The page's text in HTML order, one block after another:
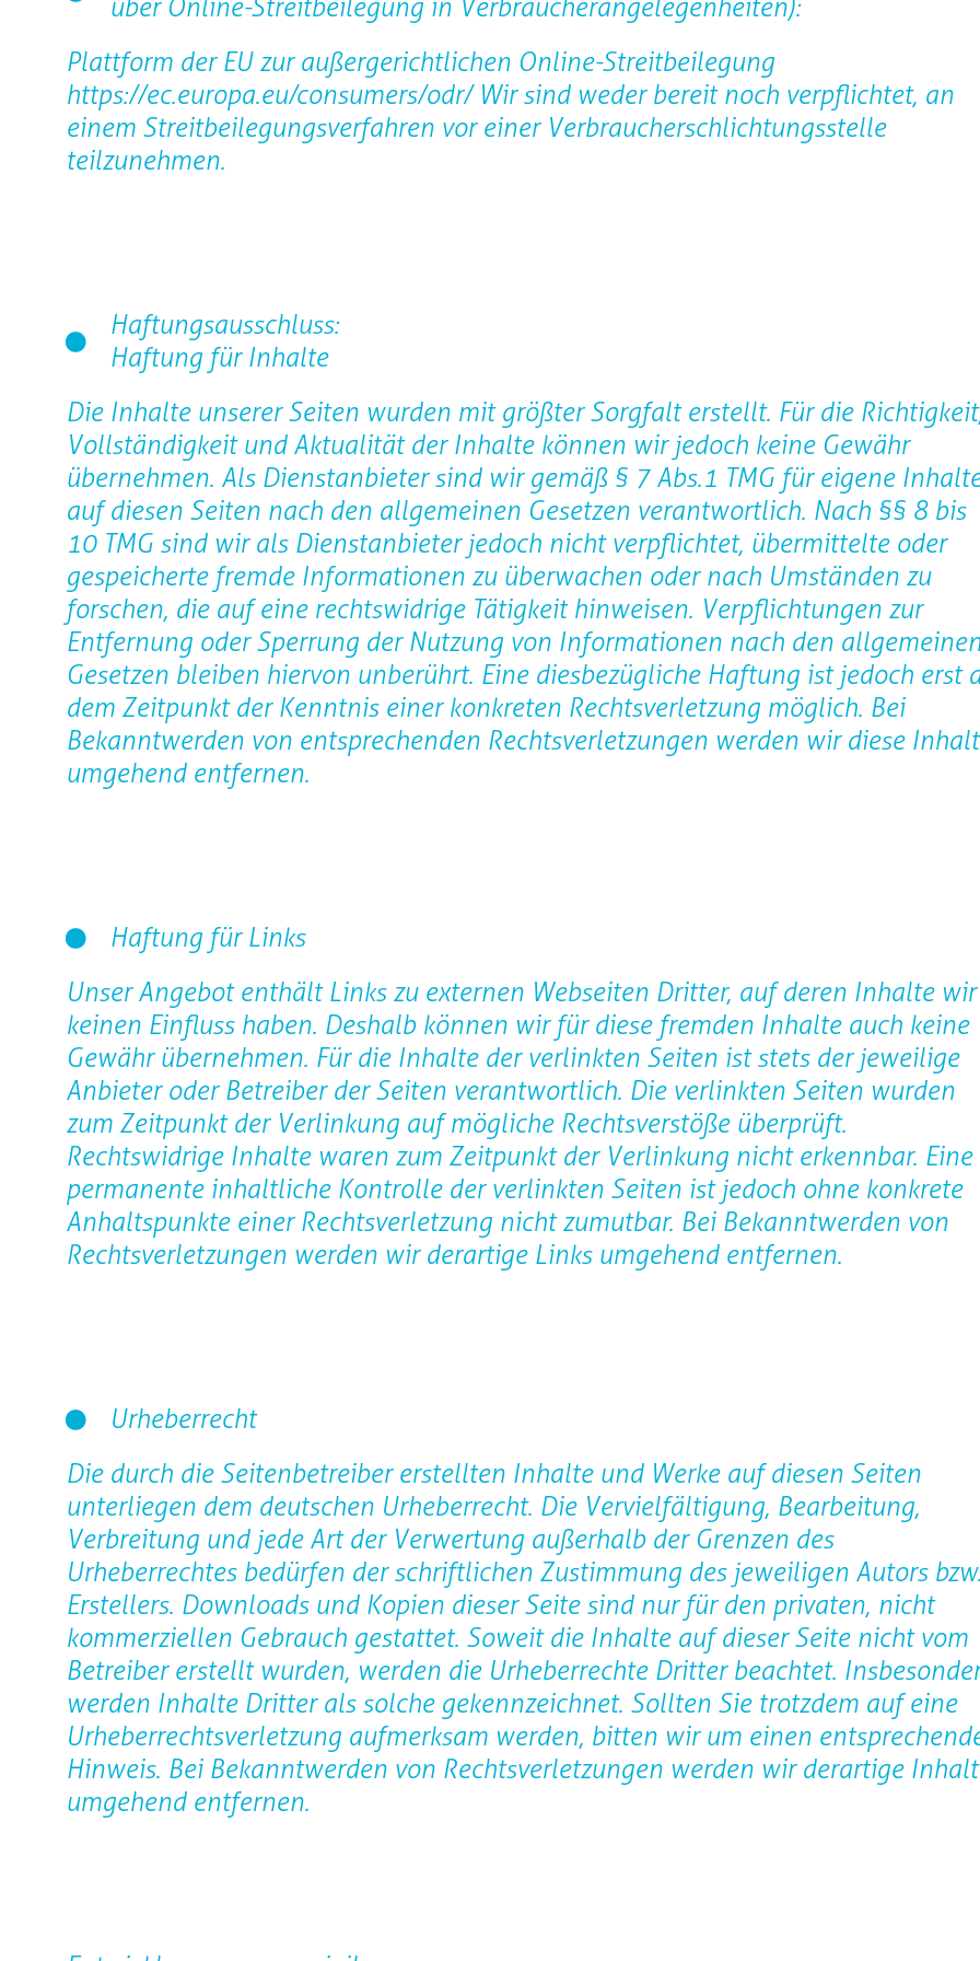
über Online-Streitbeilegung in Verbraucherangelegenheiten):
Plattform der EU zur außergerichtlichen Online-Streitbeilegung
https://ec.europa.eu/consumers/odr/ Wir sind weder bereit noch verpflichtet, an
einem Streitbeilegungsverfahren vor einer Verbraucherschlichtungsstelle
teilzunehmen.
Haftungsausschluss:
Haftung für Inhalte
Die Inhalte unserer Seiten wurden mit größter Sorgfalt erstellt. Für die
Vollständigkeit und Aktualität der Inhalte können wir jedoch keine Gewähr
übernehmen. Als Dienstanbieter sind wir gemäß § 7 Abs.1 TMG für eigene
auf diesen Seiten nach den allgemeinen Gesetzen verantwortlich. Nach §§ 8 bis
10 TMG sind wir als Dienstanbieter jedoch nicht verpflichtet, übermittelte oder
gespeicherte fremde Informationen zu überwachen oder nach Umständen zu
forschen, die auf eine rechtswidrige Tätigkeit hinweisen. Verpflichtungen zur
Entfernung oder Sperrung der Nutzung von Informationen nach den
Gesetzen bleiben hiervon unberührt. Eine diesbezügliche Haftung ist jedoch erst
dem Zeitpunkt der Kenntnis einer konkreten Rechtsverletzung möglich. Bei
Bekanntwerden von entsprechenden Rechtsverletzungen werden wir diese
umgehend entfernen.
Haftung für Links
Unser Angebot enthält Links zu externen Webseiten Dritter, auf deren Inhalte wir
keinen Einfluss haben. Deshalb können wir für diese fremden Inhalte auch keine
Gewähr übernehmen. Für die Inhalte der verlinkten Seiten ist stets der jeweilige
Anbieter oder Betreiber der Seiten verantwortlich. Die verlinkten Seiten wurden
zum Zeitpunkt der Verlinkung auf mögliche Rechtsverstöße überprüft.
Rechtswidrige Inhalte waren zum Zeitpunkt der Verlinkung nicht erkennbar. Eine
permanente inhaltliche Kontrolle der verlinkten Seiten ist jedoch ohne konkrete
Anhaltspunkte einer Rechtsverletzung nicht zumutbar. Bei Bekanntwerden von
Rechtsverletzungen werden wir derartige Links umgehend entfernen.
Urheberrecht
Die durch die Seitenbetreiber erstellten Inhalte und Werke auf diesen Seiten
unterliegen dem deutschen Urheberrecht. Die Vervielfältigung, Bearbeitung,
Verbreitung und jede Art der Verwertung außerhalb der Grenzen des
Urheberrechtes bedürfen der schriftlichen Zustimmung des jeweiligen Autors bzw.
Erstellers. Downloads und Kopien dieser Seite sind nur für den privaten, nicht
kommerziellen Gebrauch gestattet. Soweit die Inhalte auf dieser Seite nicht vom
Betreiber erstellt wurden, werden die Urheberrechte Dritter beachtet.
werden Inhalte Dritter als solche gekennzeichnet. Sollten Sie trotzdem auf eine
Urheberrechtsverletzung aufmerksam werden, bitten wir um einen
Hinweis. Bei Bekanntwerden von Rechtsverletzungen werden wir derartige
umgehend entfernen.